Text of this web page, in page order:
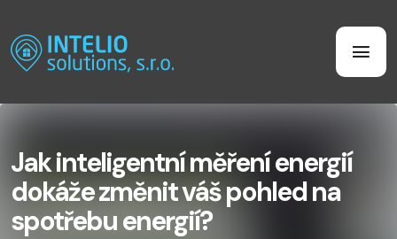
Jak inteligentní měření energií
dokáže změnit váš pohled na
spotřebu energií?